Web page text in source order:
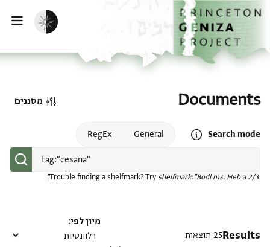
דילוג לתוכן
דף הבית
הפעלת מצב כהה
Documents
Search mode
Open search mode help
General
RegEx
Trouble finding a shelfmark? Try shelfmark:"Bodl ms. Heb a 2/3"
מסננים
Results25 תוצאות
מיון לפי